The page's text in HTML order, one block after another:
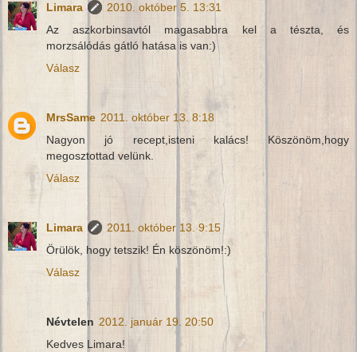
Limara
2010. október 5. 13:31
Az aszkorbinsavtól magasabbra kel a tészta, és
morzsálódás gátló hatása is van:)
Válasz
MrsSame 2011. október 13. 8:18
Nagyon jó recept,isteni kalács! Köszönöm,hogy
megosztottad velünk.
Válasz
Limara
2011. október 13. 9:15
Örülök, hogy tetszik! Én köszönöm!:)
Válasz
Névtelen 2012. január 19. 20:50
Kedves Limara!